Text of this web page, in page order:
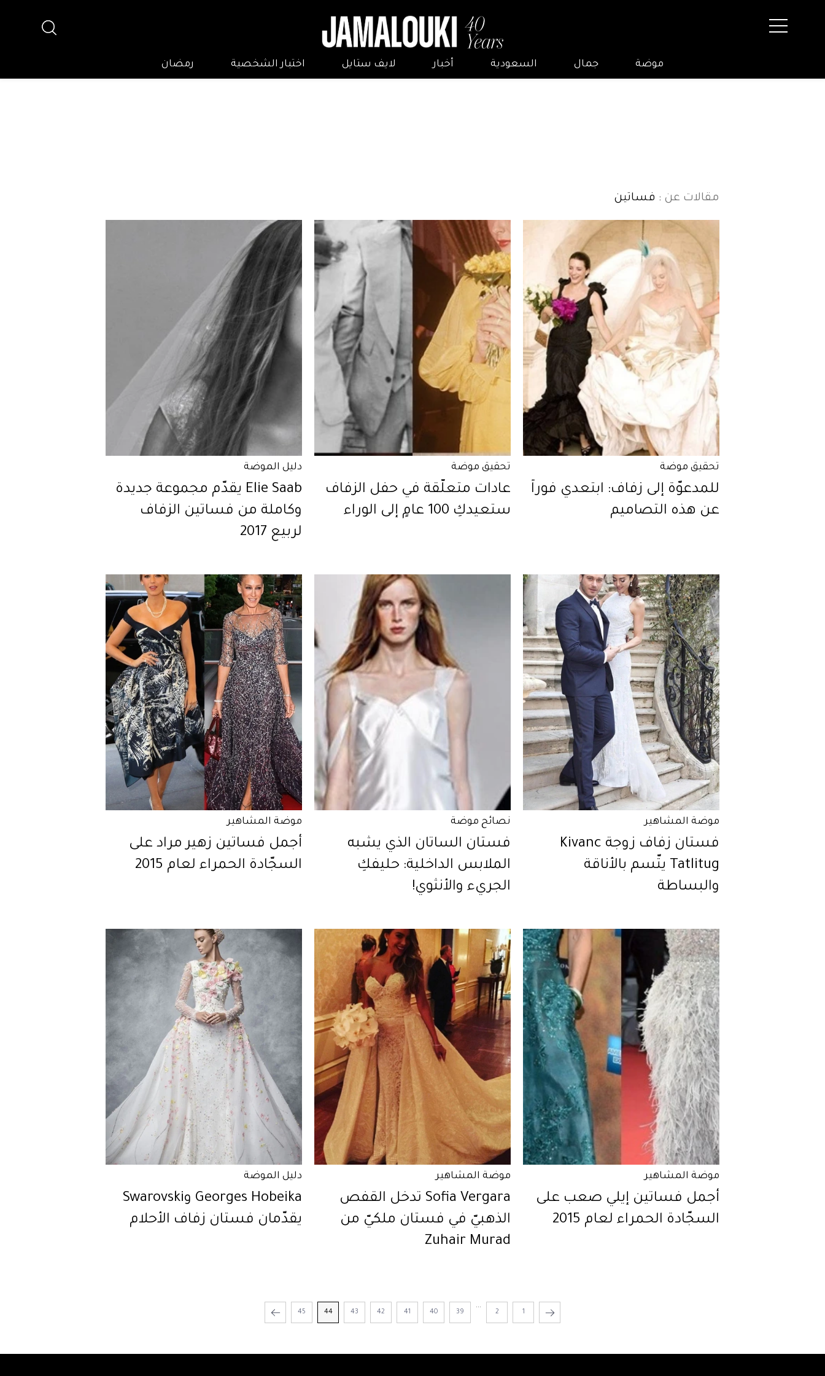
موضة جمال السعودية أخبار لايف ستايل اختبار الشخصية رمضان
مقالات عن : فساتين
تحقيق موضة
للمدعوّة إلى زفاف: ابتعدي فوراً
عن هذه التصاميم
تحقيق موضة
عادات متعلّقة في حفل الزفاف
ستعيدكِ 100 عامٍ إلى الوراء
دليل الموضة
Elie Saab يقدّم مجموعة جديدة
وكاملة من فساتين الزفاف
لربيع 2017
موضة المشاهير
فستان زفاف زوجة Kivanc
Tatlitug يتّسم بالأناقة
والبساطة
نصائح موضة
فستان الساتان الذي يشبه
الملابس الداخلية: حليفكِ
الجريء والأنثوي!
موضة المشاهير
أجمل فساتين زهير مراد على
السجّادة الحمراء لعام 2015
موضة المشاهير
أجمل فساتين إيلي صعب على
السجّادة الحمراء لعام 2015
موضة المشاهير
Sofia Vergara تدخل القفص
الذهبيّ في فستان ملكيّ من
Zuhair Murad
دليل الموضة
Georges Hobeika وSwarovski
يقدّمان فستان زفاف الأحلام
1
2
...
39
40
41
42
43
44
45